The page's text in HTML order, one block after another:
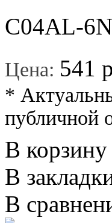
C04AL-
Цена: 541
*
публичной
В корзину
В
В